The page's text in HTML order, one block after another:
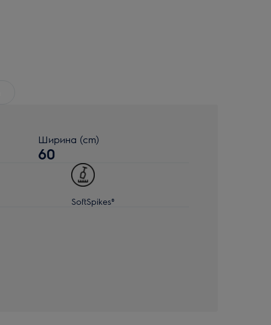
Ширина (cm)
60
SoftSpikes®